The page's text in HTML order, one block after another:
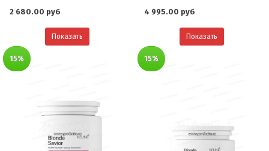
2 680.00 руб
Показать
4 995.00 руб
Показать
15% 15%